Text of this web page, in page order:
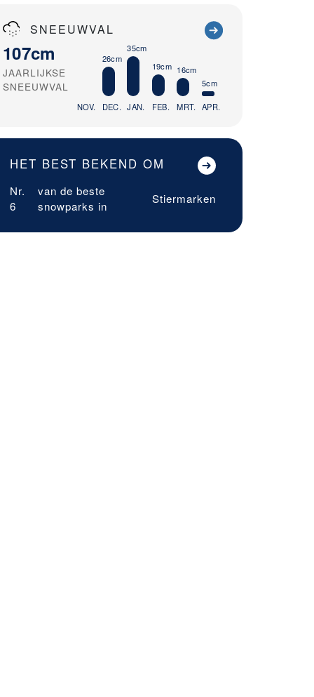
SNEEUWVAL
107cm
JAARLIJKSE
SNEEUWVAL
NOV.
26cm
DEC.
35cm
JAN.
19cm
FEB.
16cm
MRT.
5cm
APR.
HET BEST BEKEND OM
Nr.
6
van de beste
snowparks in
Stiermarken